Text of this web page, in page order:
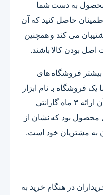
محصول به دست شما
حاصل کنید که آن
می کند و همچنین
اصل بودن کالا باشند.
فروشگاه های
یک فروشگاه با نام ابزار
فروشی توجه را جلب کرد و دلیل آن ارائه ۳ ماه گارانتی
محصول بود که نشان از
به مشتریان خود است.
در هنگام خرید به